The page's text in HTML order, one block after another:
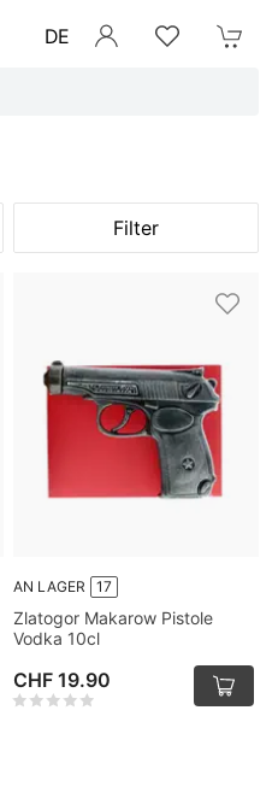
DE
Filter
AN LAGER 17
Zlatogor Makarow Pistole
Vodka 10cl
CHF 19.90